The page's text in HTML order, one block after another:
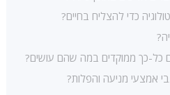
כדי להצליח בחיים?
כל-כך ממוקדים במה שהם עושים?
אמצעי מניעה והפלות?